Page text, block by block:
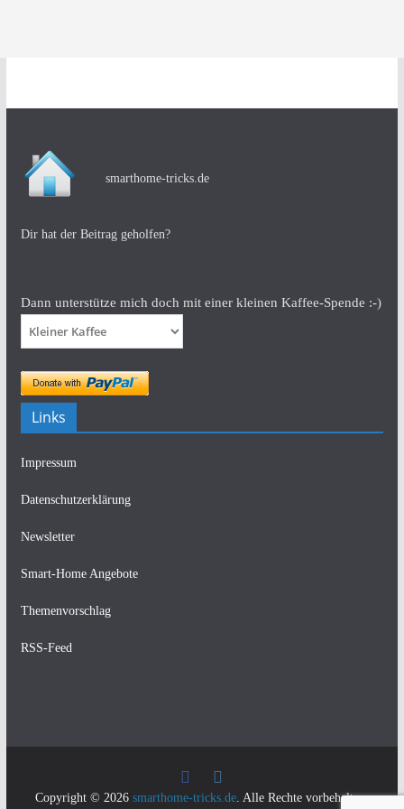
smarthome-tricks.de
Dir hat der Beitrag geholfen?
Dann unterstütze mich doch mit einer kleinen Kaffee-Spende :-)
Links
Impressum
Datenschutzerklärung
Newsletter
Smart-Home Angebote
Themenvorschlag
RSS-Feed
Copyright © 2026 smarthome-tricks.de. Alle Rechte vorbehalten.